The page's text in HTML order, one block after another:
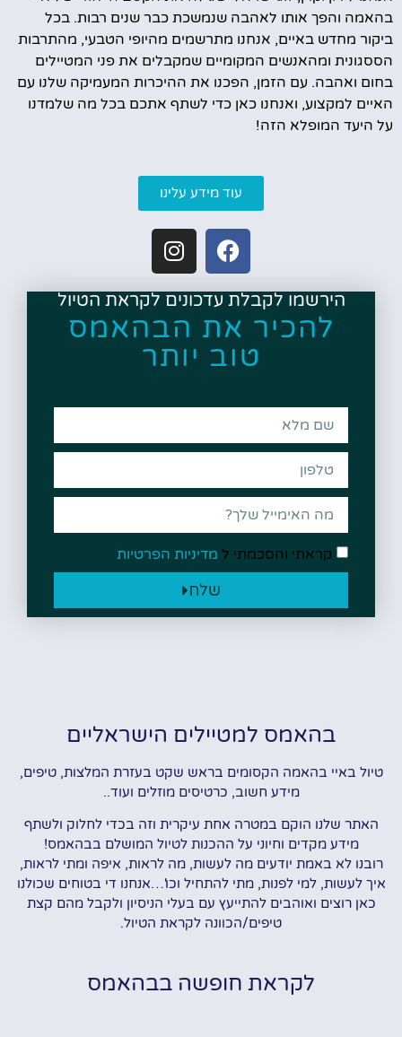
בהאמה והפך אותו לאהבה שנמשכת כבר שנים רבות. בכל
ביקור מחדש באיים, אנחנו מתרשמים מהיופי הטבעי, מהתרבות
הססגונית ומהאנשים המקומיים שמקבלים את פני המטיילים
בחום ואהבה. עם הזמן, הפכנו את ההיכרות המעמיקה שלנו עם
האיים למקצוע, ואנחנו כאן כדי לשתף אתכם בכל מה שלמדנו
על היעד המופלא הזה!
עוד מידע עלינו
הירשמו לקבלת עדכונים לקראת הטיול
להכיר את הבהאמס
טוב יותר
קראתי והסכמתי ל מדיניות הפרטיות
שלח
בהאמס למטיילים הישראליים
טיול באיי בהאמה הקסומים בראש שקט בעזרת המלצות, טיפים,
מידע חשוב, כרטיסים מוזלים ועוד..
האתר שלנו הוקם במטרה אחת עיקרית וזה בכדי לחלוק ולשתף
מידע מקדים וחיוני על ההכנות לטיול המושלם בבהאמס!
רובנו לא באמת יודעים מה לעשות, מה לראות, איפה ומתי לראות,
איך לעשות, למי לפנות, מתי להתחיל וכו'…אנחנו די בטוחים שכולנו
כאן רוצים ואוהבים להתייעץ עם בעלי הניסיון ולקבל מהם קצת
טיפים/הכוונה לקראת הטיול.
לקראת חופשה בבהאמס